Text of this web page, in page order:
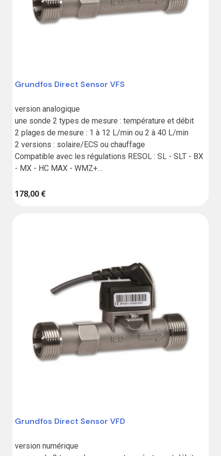
Grundfos Direct Sensor VFS
version analogique
une sonde 2 types de mesure : température et débit
2 plages de mesure : 1 à 12 L/min ou 2 à 40 L/min
2 versions : solaire/ECS ou chauffage
Compatible avec les régulations RESOL : SL - SLT - BX
- MX - HC MAX - WMZ+
178,00 €
Grundfos Direct Sensor VFD
version numérique